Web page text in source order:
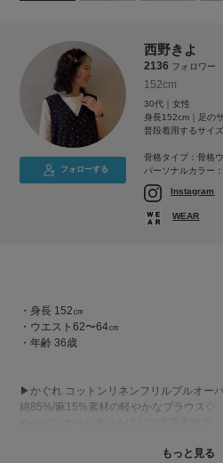
フォローする
西野きよ
2136 フォロワー
152cm
30代｜女性
身長152cm｜足の
普段着用するサイズ
骨格タイプ：骨格
パーソナルカラー
Instagram
WEAR
・身長 152㎝
・ウエスト62〜64㎝
・年齢 36歳
▶︎かぐれ コットンリネンフリルプルオー
綿85%/麻15%素材の軽やかなブラウス♢
もっと見る